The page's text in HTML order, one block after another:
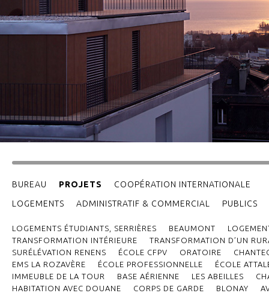
BUREAU
PROJETS
LOGEMENTS
ADMINISTRATIF & COMMERCIAL PUBLICS
LOGEMENTS ÉTUDIANTS, SERRIÈRES BEAUMONT
TRANSFORMATION INTÉRIEURE
TRANSFORMATION D’UN
SURÉLÉVATION RENENS
ÉCOLE CFPV ORATOIRE
EMS LA ROZAVÈRE
ÉCOLE PROFESSIONNELLE
ÉCOLE
IMMEUBLE DE LA TOUR
BASE AÉRIENNE LES ABEILLES
HABITATION AVEC DOUANE
CORPS DE GARDE BLONAY
COOPÉRATION INTERNATIONALE